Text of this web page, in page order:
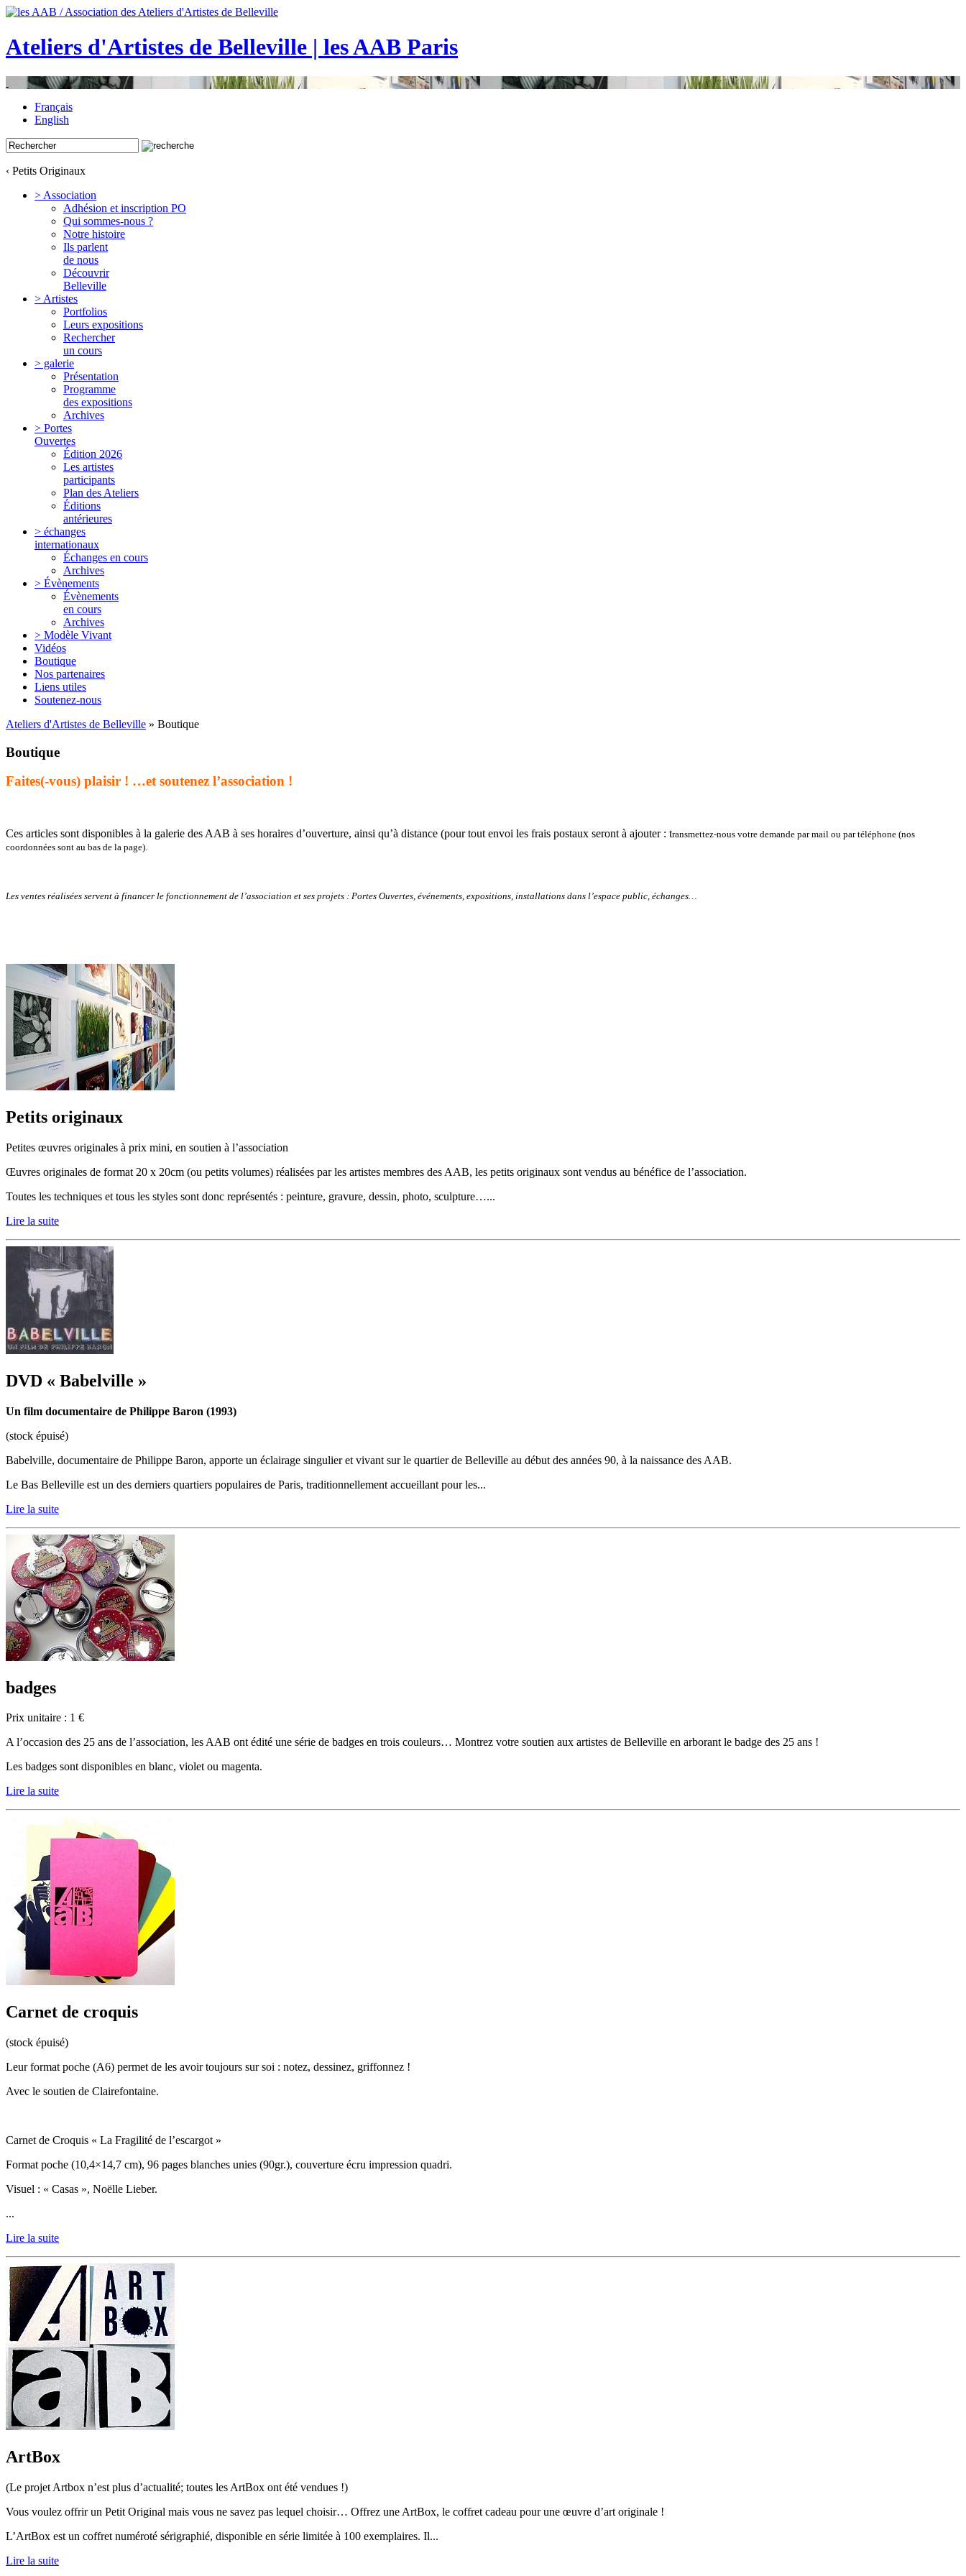
Ateliers d'Artistes de Belleville | les AAB Paris
Français
English
‹ Petits Originaux
> Association
Adhésion et inscription PO
Qui sommes-nous ?
Notre histoire
Ils parlent
de nous
Découvrir
Belleville
> Artistes
Portfolios
Leurs expositions
Rechercher
un cours
> galerie
Présentation
Programme
des expositions
Archives
> Portes
Ouvertes
Édition 2026
Les artistes
participants
Plan des Ateliers
Éditions
antérieures
> échanges
internationaux
Échanges en cours
Archives
> Évènements
Évènements
en cours
Archives
> Modèle Vivant
Vidéos
Boutique
Nos partenaires
Liens utiles
Soutenez-nous
Ateliers d'Artistes de Belleville » Boutique
Boutique
Faites(-vous) plaisir ! …et soutenez l’association !
Ces articles sont disponibles à la galerie des AAB à ses horaires d’ouverture, ainsi qu’à distance (pour tout envoi les frais postaux seront à ajouter : transmettez-nous votre demande par mail ou par téléphone (nos
coordonnées sont au bas de la page).
Les ventes réalisées servent à financer le fonctionnement de l’association et ses projets : Portes Ouvertes, événements, expositions, installations dans l’espace public, échanges…
Petits originaux
Petites œuvres originales à prix mini, en soutien à l’association
Œuvres originales de format 20 x 20cm (ou petits volumes) réalisées par les artistes membres des AAB, les petits originaux sont vendus au bénéfice de l’association.
Toutes les techniques et tous les styles sont donc représentés : peinture, gravure, dessin, photo, sculpture…...
Lire la suite
DVD « Babelville »
Un film documentaire de Philippe Baron (1993)
(stock épuisé)
Babelville, documentaire de Philippe Baron, apporte un éclairage singulier et vivant sur le quartier de Belleville au début des années 90, à la naissance des AAB.
Le Bas Belleville est un des derniers quartiers populaires de Paris, traditionnellement accueillant pour les...
Lire la suite
badges
Prix unitaire : 1 €
A l’occasion des 25 ans de l’association, les AAB ont édité une série de badges en trois couleurs… Montrez votre soutien aux artistes de Belleville en arborant le badge des 25 ans !
Les badges sont disponibles en blanc, violet ou magenta.
Lire la suite
Carnet de croquis
(stock épuisé)
Leur format poche (A6) permet de les avoir toujours sur soi : notez, dessinez, griffonnez !
Avec le soutien de Clairefontaine.
Carnet de Croquis « La Fragilité de l’escargot »
Format poche (10,4×14,7 cm), 96 pages blanches unies (90gr.), couverture écru impression quadri.
Visuel : « Casas », Noëlle Lieber.
...
Lire la suite
ArtBox
(Le projet Artbox n’est plus d’actualité; toutes les ArtBox ont été vendues !)
Vous voulez offrir un Petit Original mais vous ne savez pas lequel choisir… Offrez une ArtBox, le coffret cadeau pour une œuvre d’art originale !
L’ArtBox est un coffret numéroté sérigraphié, disponible en série limitée à 100 exemplaires. Il...
Lire la suite